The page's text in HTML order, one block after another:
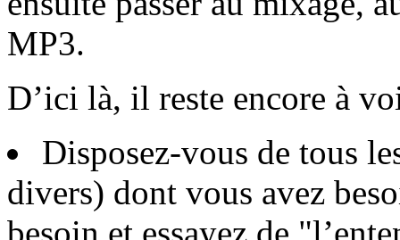
MP3.
D’ici là, il reste encore à
Disposez-vous de tous
divers) dont vous avez
besoin et essayez de